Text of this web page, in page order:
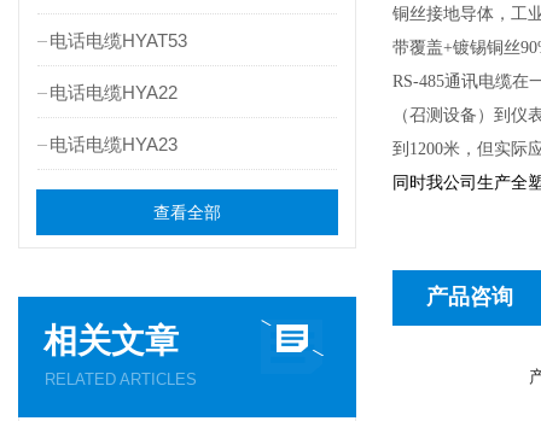
电话电缆HYAT53
电话电缆HYA22
电话电缆HYA23
查看全部
相关文章
RELATED ARTICLES
铜丝接地导体，工
带覆盖+镀锡铜丝
RS-485通讯电缆在
（召测设备）到仪
到1200米，但实际
同时我公司生产全
产品咨询